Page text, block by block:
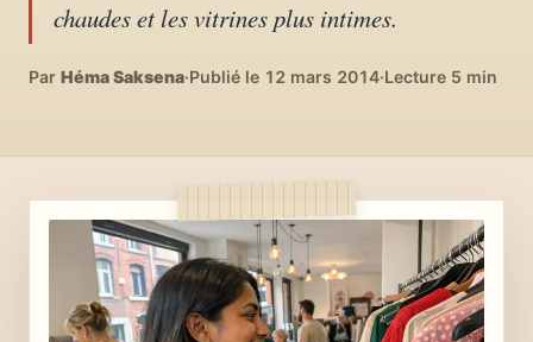
05 Recettes du monde
chaudes et les vitrines plus intimes.
Par Héma Saksena·Publié le 12 mars 2014·Lecture 5 min